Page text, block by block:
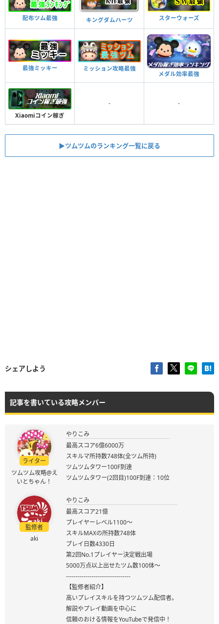
配布ツム最強 キングダムハーツ スターウォーズ
最強ミッキー ミッション攻略最強
メダル効率最強
Xiaomiコイン稼ぎ
- -
▶ツムツムのランキング一覧に戻る
シェアしよう
記事を書いている攻略メンバー
ライター
ツムツム攻略@え
いとちゃん！
やりこみ
最高スコア6億6000万
スキルマ所持数748体(全ツム所持)
ツムツムタワー100F到達
ツムツムタワー(2回目)100F到達：10位
監修者
aki
やりこみ
最高スコア21億
プレイヤーレベル1100～
スキルMAXの所持数748体
プレイ日数4330日
第2回No.1プレイヤー決定戦出場
5000万点以上出せたツム数100体～
---------------------------------
【監修者紹介】
高いプレイスキルを持つツムツム配信者。
解説やプレイ動画を中心に
信頼のおける情報をYouTubeで発信中！